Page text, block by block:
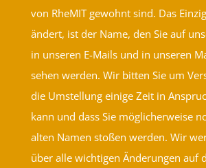
von RheMIT gewohnt sind. Das
ändert, ist der Name, den Sie auf
in unseren E-Mails und in unseren
sehen werden. Wir bitten Sie um
die Umstellung einige Zeit in
kann und dass Sie möglicherweise
alten Namen stoßen werden. Wir
über alle wichtigen Änderungen auf